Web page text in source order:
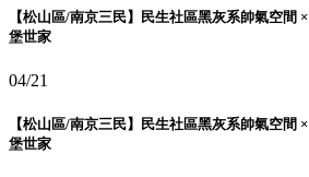
【松山區/南京三民】民生社區黑灰系帥氣空間
堡世家
04/21
【松山區/南京三民】民生社區黑灰系帥氣空間
堡世家